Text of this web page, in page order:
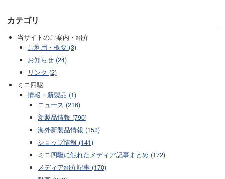
カテゴリ
当サイトのご案内・紹介
ご利用・概要 (3)
お知らせ (24)
リンク (2)
ミニ四駆
情報・新製品 (1)
ニュース (216)
新製品情報 (790)
海外新製品情報 (153)
ショップ情報 (141)
ミニ四駆に触れたメディア記事まとめ (172)
メディア紹介記事 (170)